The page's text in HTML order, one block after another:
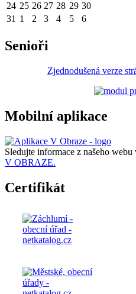
24 25 26 27 28 29 30
31 1 2 3 4 5 6
Senioři
Zjednodušená verze
Mobilní aplikace
Sledujte informace z našeho webu
V OBRAZE.
Certifikát